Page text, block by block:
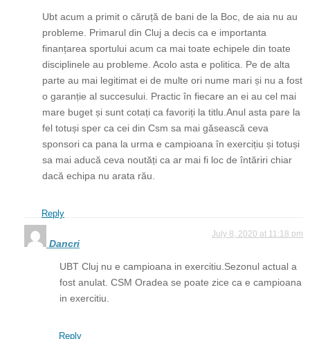
Ubt acum a primit o căruță de bani de la Boc, de aia nu au
probleme. Primarul din Cluj a decis ca e importanta
finanțarea sportului acum ca mai toate echipele din toate
disciplinele au probleme. Acolo asta e politica. Pe de alta
parte au mai legitimat ei de multe ori nume mari și nu a fost
o garanție al succesului. Practic în fiecare an ei au cel mai
mare buget și sunt cotați ca favoriți la titlu.Anul asta pare la
fel totuși sper ca cei din Csm sa mai găsească ceva
sponsori ca pana la urma e campioana în exercițiu și totuși
sa mai aducă ceva noutăți ca ar mai fi loc de întăriri chiar
dacă echipa nu arata rău.
Reply
Dancri
July 8, 2020 at 11:18 pm
UBT Cluj nu e campioana in exercitiu.Sezonul actual a
fost anulat. CSM Oradea se poate zice ca e campioana
in exercitiu.
Reply